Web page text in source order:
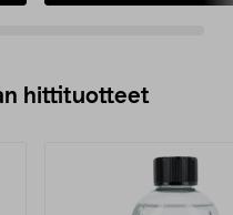
hittituotteet